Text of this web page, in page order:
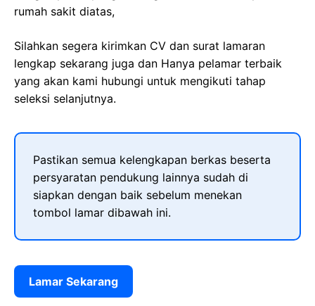
rumah sakit diatas,
Silahkan segera kirimkan CV dan surat lamaran
lengkap sekarang juga dan Hanya pelamar terbaik
yang akan kami hubungi untuk mengikuti tahap
seleksi selanjutnya.
Pastikan semua kelengkapan berkas beserta
persyaratan pendukung lainnya sudah di
siapkan dengan baik sebelum menekan
tombol lamar dibawah ini.
Lamar Sekarang